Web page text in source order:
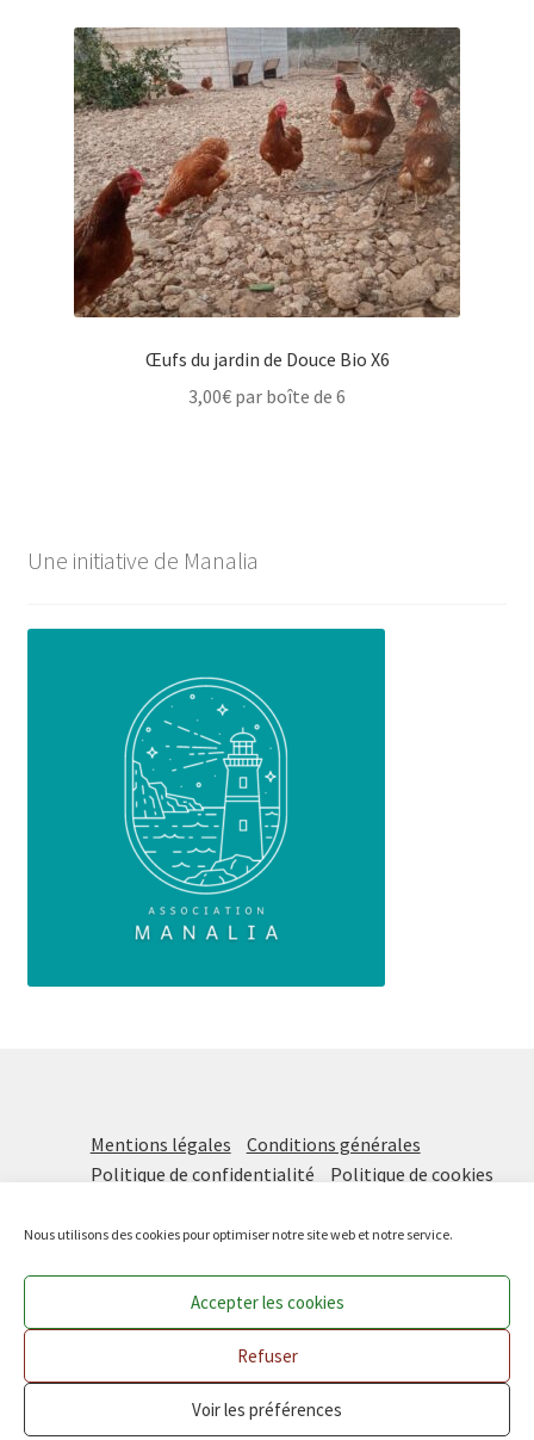
Nous utilisons des cookies pour optimiser notre site web et notre service.
Accepter les cookies
Refuser
Voir les préférences
Prochaine distribution vendredi 21 août DE 16H à 18H !
Œufs du jardin de Douce Bio X6
3,00€ par boîte de 6
Une initiative de Manalia
Mentions légales
Conditions générales
Politique de confidentialité
Politique de cookies
Les Paniers Solidaires, une initiative deManalia